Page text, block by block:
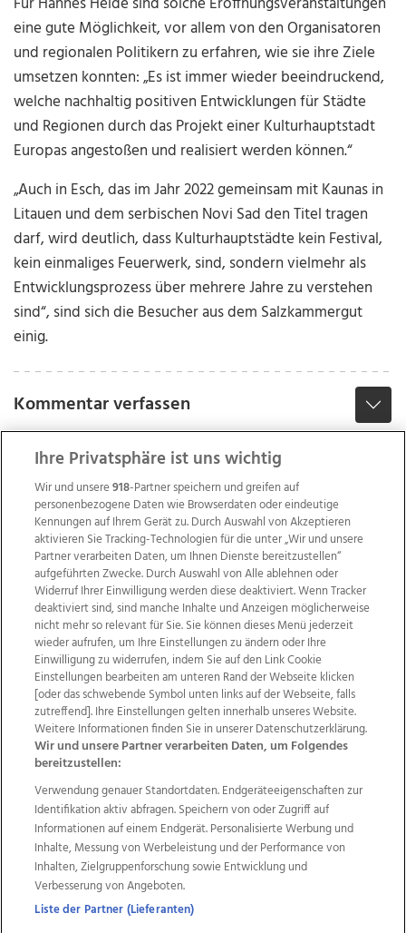
eine gute Möglichkeit, vor allem von den Organisatoren
und regionalen Politikern zu erfahren, wie sie ihre Ziele
umsetzen konnten: „Es ist immer wieder beeindruckend,
welche nachhaltig positiven Entwicklungen für Städte
und Regionen durch das Projekt einer Kulturhauptstadt
Europas angestoßen und realisiert werden können.“
„Auch in Esch, das im Jahr 2022 gemeinsam mit Kaunas in
Litauen und dem serbischen Novi Sad den Titel tragen
darf, wird deutlich, dass Kulturhauptstädte kein Festival,
kein einmaliges Feuerwerk, sind, sondern vielmehr als
Entwicklungsprozess über mehrere Jahre zu verstehen
sind“, sind sich die Besucher aus dem Salzkammergut
einig.
Kommentar verfassen
Wir über uns Mediadaten Kontakt
Jobs
Datenschutz
Impressum
AGB Anzeigekunden
AGB Website
Ehrenkodex Politische Werbung
Weitere Angebote des Medienhauses Wimmer
TV1 di-mog-i.at OÖNow
Ischler Woche
Life Radio
OÖNachrichten
OÖN Immobilien
OÖN Karriere
OÖN Reise
Promenaden Galerien
Regionaljobs
wasistlos.at
Ihre Privatsphäre ist uns wichtig
Wir und unsere918-Partner speichern und greifen auf
personenbezogene Daten wie Browserdaten oder eindeutige
Kennungen auf Ihrem Gerät zu. Durch Auswahl von Akzeptieren
aktivieren Sie Tracking-Technologien für die unter „Wir und unsere
Partner verarbeiten Daten, um Ihnen Dienste bereitzustellen“
aufgeführten Zwecke. Durch Auswahl von Alle ablehnen oder
Widerruf Ihrer Einwilligung werden diese deaktiviert. Wenn Tracker
deaktiviert sind, sind manche Inhalte und Anzeigen möglicherweise
nicht mehr so relevant für Sie. Sie können dieses Menü jederzeit
wieder aufrufen, um Ihre Einstellungen zu ändern oder Ihre
Einwilligung zu widerrufen, indem Sie auf den Link Cookie
Einstellungen bearbeiten am unteren Rand der Webseite klicken
[oder das schwebende Symbol unten links auf der Webseite, falls
zutreffend]. Ihre Einstellungen gelten innerhalb unseres Website.
Weitere Informationen finden Sie in unserer Datenschutzerklärung.
Wir und unsere Partner verarbeiten Daten, um Folgendes
bereitzustellen:
Verwendung genauer Standortdaten. Endgeräteeigenschaften zur
Identifikation aktiv abfragen. Speichern von oder Zugriff auf
Informationen auf einem Endgerät. Personalisierte Werbung und
Inhalte, Messung von Werbeleistung und der Performance von
Inhalten, Zielgruppenforschung sowie Entwicklung und
Verbesserung von Angeboten.
Liste der Partner (Lieferanten)